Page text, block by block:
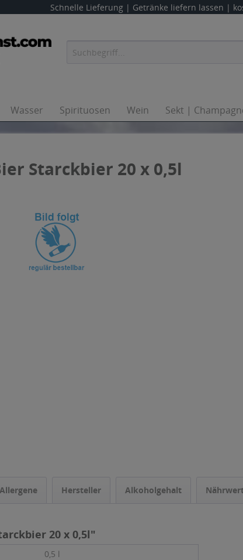
Schnelle Lieferung | Getränke liefern lassen |
Wasser Spirituosen Wein Sekt |
Starckbier 20 x 0,5l
Hersteller Alkoholgehalt
20 x 0,5l"
0,5 l